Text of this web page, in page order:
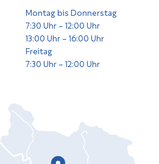
Montag bis Donnerstag
7:30 Uhr – 12:00 Uhr
13:00 Uhr – 16:00 Uhr
Freitag
7:30 Uhr – 12:00 Uhr